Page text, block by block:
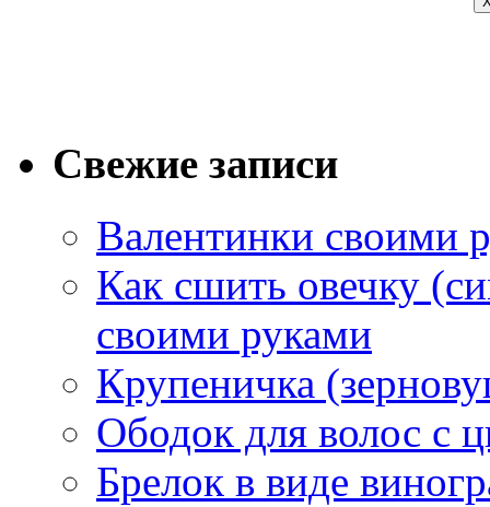
Свежие записи
Валентинки своими
Как сшить овечку
своими руками
Крупеничка
Ободок для волос с
Брелок в виде